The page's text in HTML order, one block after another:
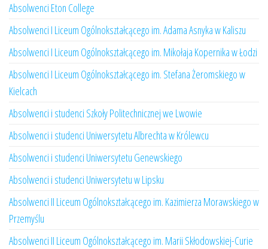
Absolwenci Eton College
Absolwenci I Liceum Ogólnokształcącego im. Adama Asnyka w Kaliszu
Absolwenci I Liceum Ogólnokształcącego im. Mikołaja Kopernika w Łodzi
Absolwenci I Liceum Ogólnokształcącego im. Stefana Żeromskiego w
Kielcach
Absolwenci i studenci Szkoły Politechnicznej we Lwowie
Absolwenci i studenci Uniwersytetu Albrechta w Królewcu
Absolwenci i studenci Uniwersytetu Genewskiego
Absolwenci i studenci Uniwersytetu w Lipsku
Absolwenci II Liceum Ogólnokształcącego im. Kazimierza Morawskiego w
Przemyślu
Absolwenci II Liceum Ogólnokształcącego im. Marii Skłodowskiej-Curie